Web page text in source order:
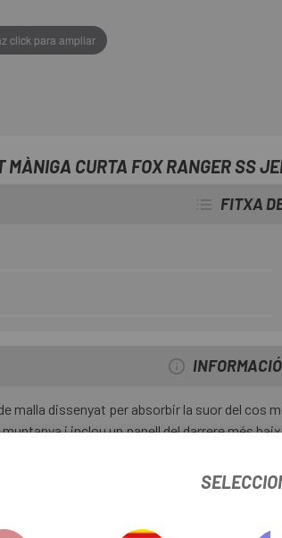
click para ampliar
MÀNIGA CURTA FOX RANGER SS
FITXA
malla dissenyat per absorbir la suor del
i inclou un panell del darrere més